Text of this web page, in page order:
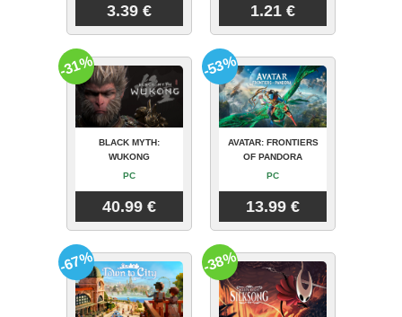
3.39 € 1.21 €
BLACK MYTH:
WUKONG
PC
40.99 €
-31%
AVATAR: FRONTIERS
OF PANDORA
PC
13.99 €
-53%
-67% -38%